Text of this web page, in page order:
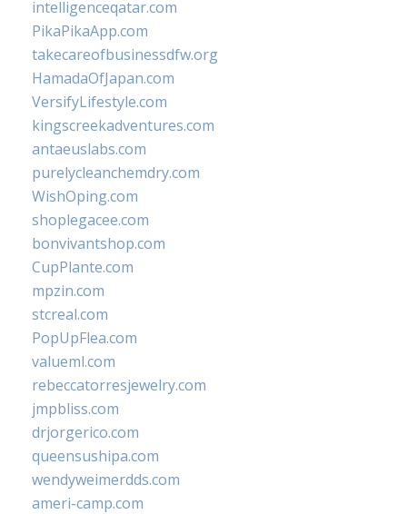
intelligenceqatar.com
PikaPikaApp.com
takecareofbusinessdfw.org
HamadaOfJapan.com
VersifyLifestyle.com
kingscreekadventures.com
antaeuslabs.com
purelycleanchemdry.com
WishOping.com
shoplegacee.com
bonvivantshop.com
CupPlante.com
mpzin.com
stcreal.com
PopUpFlea.com
valueml.com
rebeccatorresjewelry.com
jmpbliss.com
drjorgerico.com
queensushipa.com
wendyweimerdds.com
ameri-camp.com